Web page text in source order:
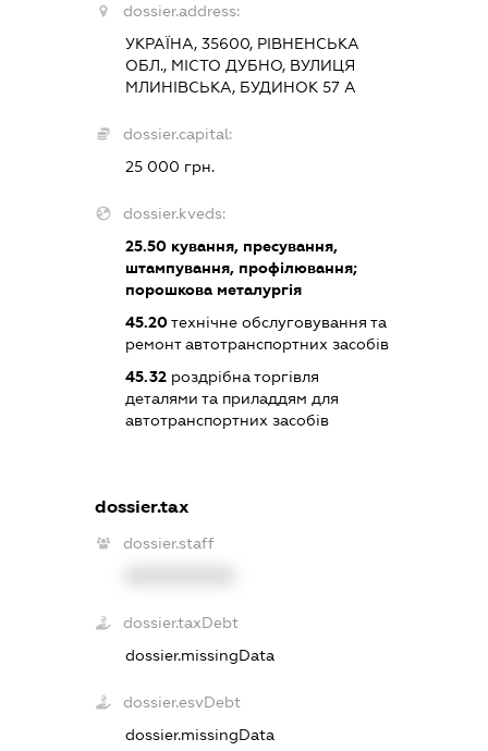
dossier.address:
УКРАЇНА, 35600, РІВНЕНСЬКА
ОБЛ., МІСТО ДУБНО, ВУЛИЦЯ
МЛИНІВСЬКА, БУДИНОК 57 А
dossier.capital:
25 000 грн.
dossier.kveds:
25.50кування, пресування,
штампування, профілювання;
порошкова металургія
45.20технічне обслуговування та
ремонт автотранспортних засобів
45.32роздрібна торгівля
деталями та приладдям для
автотранспортних засобів
dossier.tax
dossier.staff
dossier.taxDebt
dossier.missingData
dossier.esvDebt
dossier.missingData